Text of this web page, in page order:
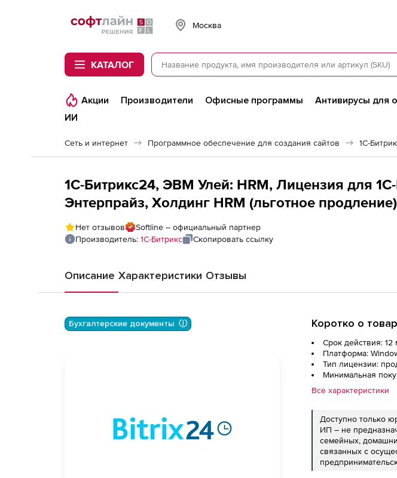
Softline
Москва
КАТАЛОГ
Акции Производители Офисные программы Антивирусы для
ИИ
Сеть и интернет Программное обеспечение для создания сайтов 1С-
1С-Битрикс24, ЭВМ Улей: HRM, Лицензия для
Энтерпрайз, Холдинг HRM (льготное
Геймификация на 12 месяцев
Нет отзывов
Softline – официальный партнер
Производитель: 1С-Битрикс Скопировать ссылку
Описание Характеристики Отзывы
Бухгалтерские документы  ⓘ Коротко о
Срок действия: 12
Платформа:
Тип лицензии:
Минимальная
Все характеристики
Доступно только
ИП – не
семейных,
связанных с